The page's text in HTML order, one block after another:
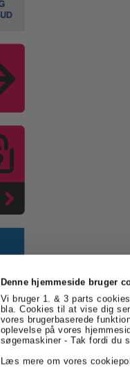
Denne hjemmeside bruger
Vi bruger 1. & 3 parts
bla. Cookies til at vise dig
vores brugerbaserede
oplevelse på vores
søgemaskiner - Tak fordi du
Læs mere om vores
Farvergården 2 6541